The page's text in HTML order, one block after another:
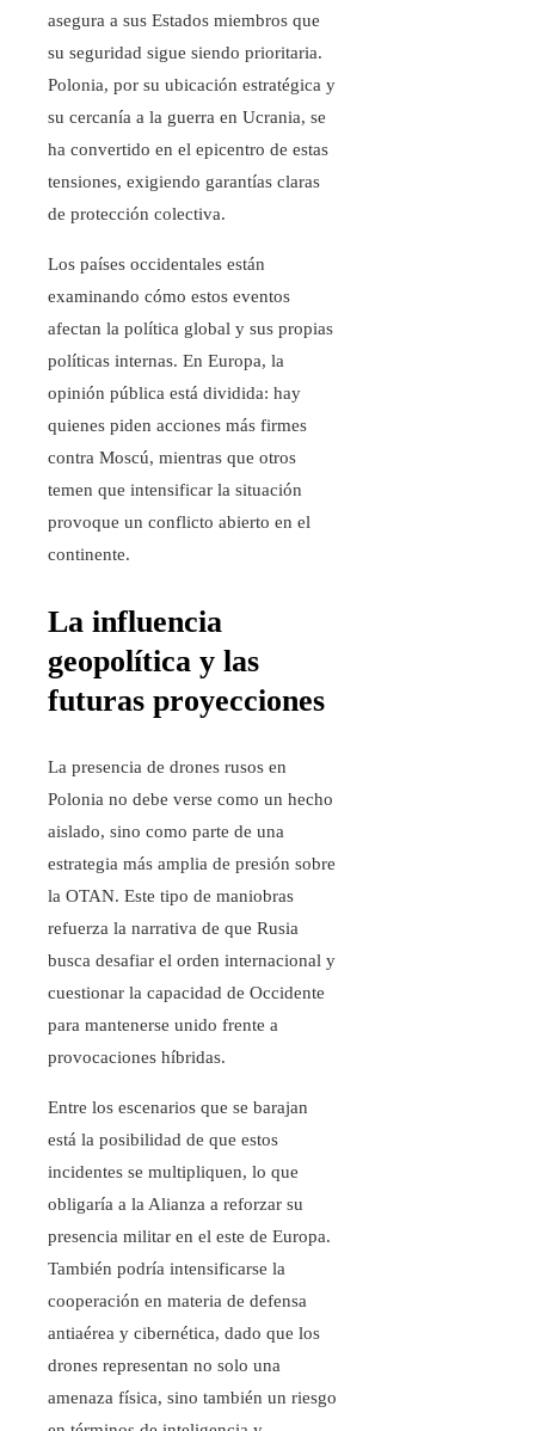
asegura a sus Estados miembros que
su seguridad sigue siendo prioritaria.
Polonia, por su ubicación estratégica y
su cercanía a la guerra en Ucrania, se
ha convertido en el epicentro de estas
tensiones, exigiendo garantías claras
de protección colectiva.
Los países occidentales están
examinando cómo estos eventos
afectan la política global y sus propias
políticas internas. En Europa, la
opinión pública está dividida: hay
quienes piden acciones más firmes
contra Moscú, mientras que otros
temen que intensificar la situación
provoque un conflicto abierto en el
continente.
La influencia
geopolítica y las
futuras proyecciones
La presencia de drones rusos en
Polonia no debe verse como un hecho
aislado, sino como parte de una
estrategia más amplia de presión sobre
la OTAN. Este tipo de maniobras
refuerza la narrativa de que Rusia
busca desafiar el orden internacional y
cuestionar la capacidad de Occidente
para mantenerse unido frente a
provocaciones híbridas.
Entre los escenarios que se barajan
está la posibilidad de que estos
incidentes se multipliquen, lo que
obligaría a la Alianza a reforzar su
presencia militar en el este de Europa.
También podría intensificarse la
cooperación en materia de defensa
antiaérea y cibernética, dado que los
drones representan no solo una
amenaza física, sino también un riesgo